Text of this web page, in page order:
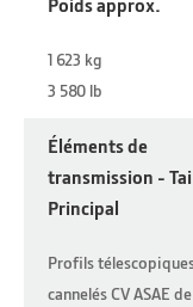
1 623 kg
3 580 lb
Éléments de
transmission -
Principal
Profils
cannelés CV ASAE